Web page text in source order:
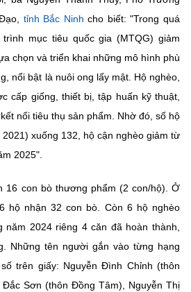
tỉnh Bắc Ninh cho biết: "Trong quá
mục tiêu quốc gia (MTQG) giảm
chọn và triển khai những mô hình phù
nổi bật là nuôi ong lấy mật. Hộ nghèo,
cấp giống, thiết bị, tập huấn kỹ thuật,
nối tiêu thụ sản phẩm. Nhờ đó, số hộ
xuống 132, hộ cận nghèo giảm từ
2025".
16 con bò thương phẩm (2 con/hộ). Ở
hộ nhận 32 con bò. Còn 6 hộ nghèo
2024 riêng 4 căn đã hoàn thành,
Những tên người gắn vào từng hạng
trên giấy: Nguyễn Đình Chỉnh (thôn
Sơn (thôn Đồng Tâm), Nguyễn Thị